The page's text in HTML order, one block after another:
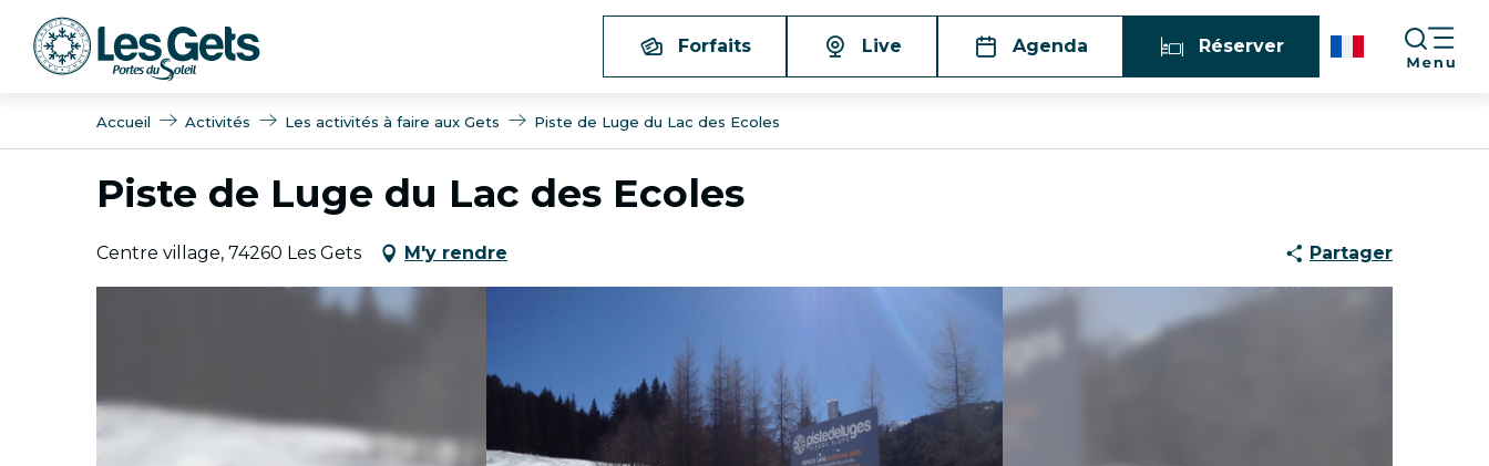
contenu
Forfaits Live Agenda Réserver
Accueil Activités Les activités à faire aux Gets Piste de Luge du Lac des Ecoles
Piste de Luge du Lac des Ecoles
Centre village, 74260 Les Gets M'y rendre Partager